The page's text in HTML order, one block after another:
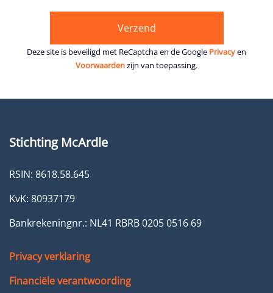
Deze site is beveiligd met ReCaptcha en de Google Privacyen
Voorwaardenzijn van toepassing.
Stichting McArdle
RSIN: 8618.58.645
KvK: 80937179
Bankrekeningnr.: NL41 RBRB 0205 0516 69
Privacy verklaring
Financiële verantwoording